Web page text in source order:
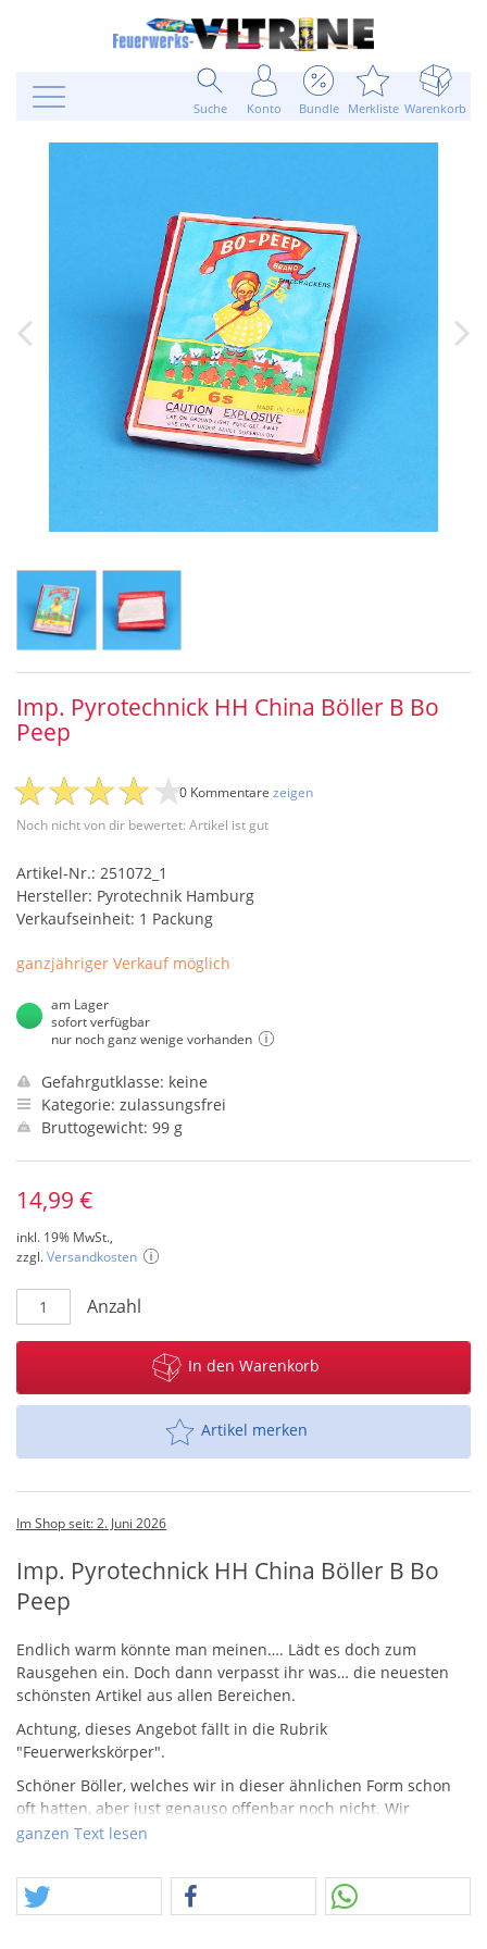
Suche Konto Bundle Merkliste Warenkorb
Imp. Pyrotechnick HH China Böller B Bo
Peep
Noch nicht von dir bewertet: Artikel ist gut
0 Kommentare zeigen
Artikel-Nr.: 251072_1
Hersteller: Pyrotechnik Hamburg
Verkaufseinheit: 1 Packung
ganzjähriger Verkauf möglich
am Lager
sofort verfügbar
nur noch ganz wenige vorhanden
Gefahrgutklasse: keine
Kategorie: zulassungsfrei
Bruttogewicht: 99 g
14,99 €
inkl. 19% MwSt.,
zzgl.Versandkosten
Anzahl
In den Warenkorb
Artikel merken
Im Shop seit: 2. Juni 2026
Imp. Pyrotechnick HH China Böller B Bo
Peep
Endlich warm könnte man meinen…. Lädt es doch zum
Rausgehen ein. Doch dann verpasst ihr was… die neuesten
schönsten Artikel aus allen Bereichen.
Achtung, dieses Angebot fällt in die Rubrik
"Feuerwerkskörper".
Schöner Böller, welches wir in dieser ähnlichen Form schon
oft hatten, aber just genauso offenbar noch nicht. Wir
wünschen Viel Freude beim schließen der Zahnlücke, morgen
der Sammlung…. sorry.
ganzen Text lesen